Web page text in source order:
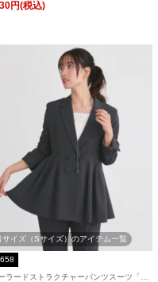
」フォーマルセレモニー・入学式
円(税込)
サイズ（Sサイズ）のアイテム一覧
ラードストラクチャーパンツスーツ「S